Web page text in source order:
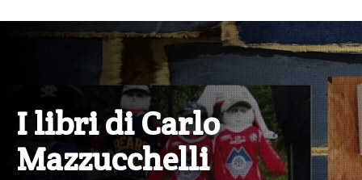
I libri di Carlo
Mazzucchelli